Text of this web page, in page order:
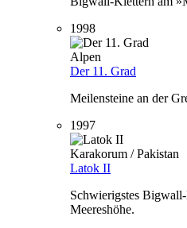
1998
Alpen
Der 11. Grad
Meilensteine an der
1997
Karakorum / Pakistan
Latok II
Schwierigstes
Meereshöhe.